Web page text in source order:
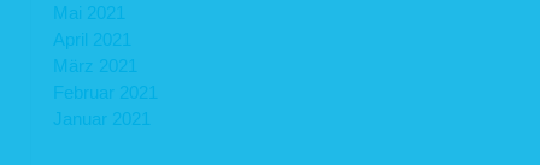
Mai 2021
April 2021
März 2021
Februar 2021
Januar 2021